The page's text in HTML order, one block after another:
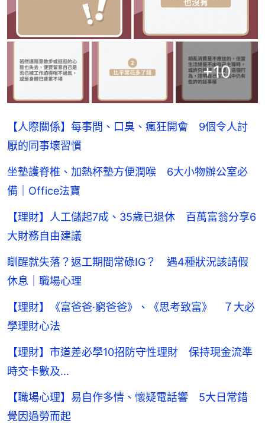
+10
【人際關係】每事問、口臭、瘋狂開會 9個令人討
厭的同事壞習慣
坐墊護脊椎、加熱杯墊方便潤喉 6大小物辦公室必
備｜Office法寶
【理財】人工儲起7成、35歲已退休 百萬富翁分享6
大財務自由建議
瞓醒就失落？返工期間常碌IG？ 遇4種狀況該請假
休息｜職場心理
【理財】《富爸爸·窮爸爸》、《思考致富》 ７大必
學理財心法
【理財】市道差必學10招防守性理財 保持現金流準
時交卡數及…
【職場心理】易自作多情、懷疑電話響 5大日常錯
覺因過勞而起